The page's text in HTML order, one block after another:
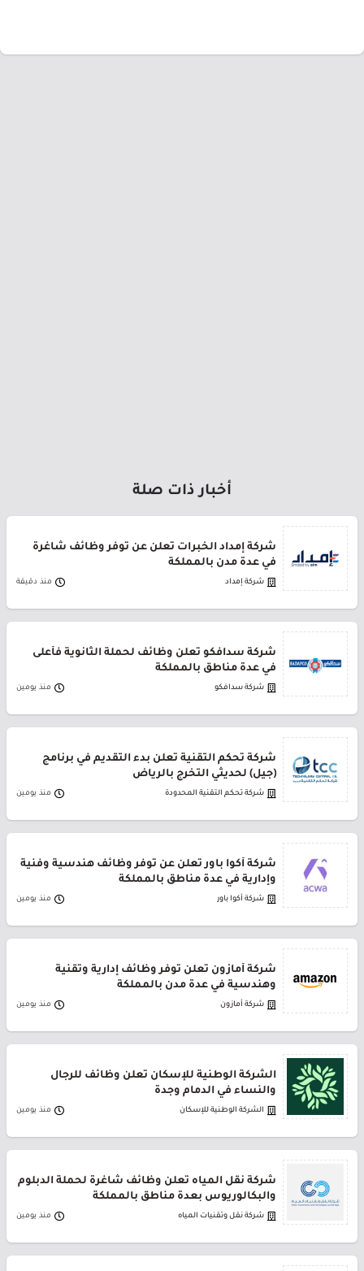
أخبار ذات صلة
شركة إمداد الخبرات تعلن عن توفر وظائف شاغرة
في عدة مدن بالمملكة
شركة إمداد منذ دقيقة
شركة سدافكو تعلن وظائف لحملة الثانوية فأعلى
في عدة مناطق بالمملكة
شركة سدافكو منذ يومين
شركة تحكم التقنية تعلن بدء التقديم في برنامج
(جيل) لحديثي التخرج بالرياض
شركة تحكم التقنية المحدودة منذ يومين
شركة أكوا باور تعلن عن توفر وظائف هندسية وفنية
وإدارية في عدة مناطق بالمملكة
شركة أكوا باور منذ يومين
شركة أمازون تعلن توفر وظائف إدارية وتقنية
وهندسية في عدة مدن بالمملكة
شركة أمازون منذ يومين
الشركة الوطنية للإسكان تعلن وظائف للرجال
والنساء في الدمام وجدة
الشركة الوطنية للإسكان منذ يومين
شركة نقل المياه تعلن وظائف شاغرة لحملة الدبلوم
والبكالوريوس بعدة مناطق بالمملكة
شركة نقل وتقنيات المياه منذ يومين